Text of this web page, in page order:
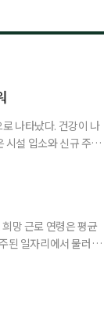
나타났다. 건강이 나
시설 입소와 신규 주택
망 근로 연령은 평균
된 일자리에서 물러난